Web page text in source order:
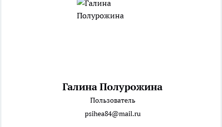
Галина Полурожина
Пользователь
psihea84@mail.ru